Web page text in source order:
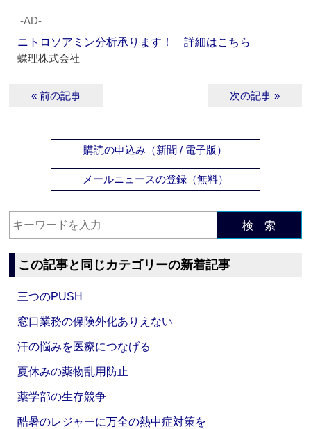
‐AD‐
ニトロソアミン分析承ります！ 詳細はこちら
蝶理株式会社
« 前の記事 次の記事 »
購読の申込み（新聞 / 電子版）
メールニュースの登録（無料）
検 索
この記事と同じカテゴリーの新着記事
三つのPUSH
窓口業務の保険外化ありえない
汗の悩みを医療につなげる
夏休みの薬物乱用防止
薬学部の生存競争
酷暑のレジャーに万全の熱中症対策を